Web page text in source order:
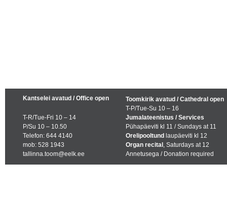
Kantselei avatud / Office open
T-R/Tue-Fri 10 – 14
P/Su 10 – 10.50
Telefon: 644 4140
mob: 528 1943
tallinna.toom@eelk.ee
Toomkirik avatud / Cathedral open
T-P/Tue-Su 10 – 16
Jumalateenistus / Services
Pühapäeviti kl 11 / Sundays at 11
Orelipooltund laupäeviti kl 12
Organ recital , Saturdays at 12
Annetusega / Donation required